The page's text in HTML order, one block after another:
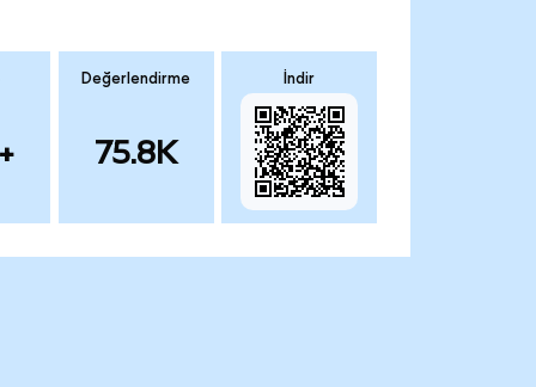
Değerlendirme
75.8K
İndir